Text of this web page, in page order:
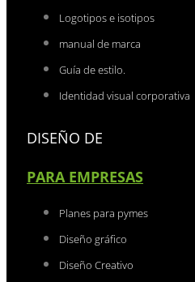
Logotipos e isotipos
manual de marca
Guía de estilo.
Identidad visual corporativa
DISEÑO DE
PARA EMPRESAS
Planes para pymes
Diseño gráfico
Diseño Creativo